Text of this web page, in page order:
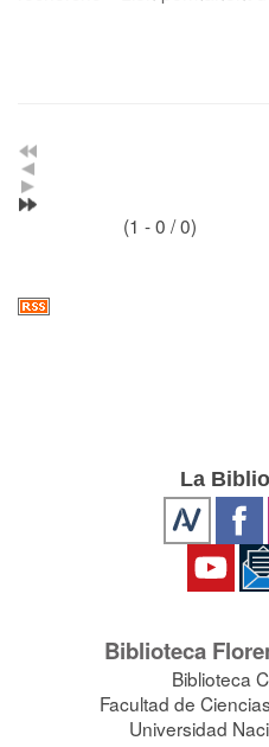
(1 - 0 / 0)
La
Biblioteca
Biblioteca
Facultad de
Universidad